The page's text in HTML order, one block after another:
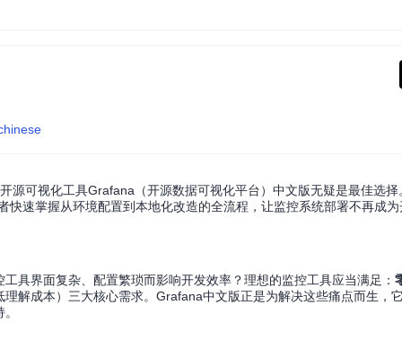
源可视化工具Grafana（开源数据可视化平台）中文版无疑是最佳选
掌握从环境配置到本地化改造的全流程，让监控系统部署不再成为
具界面复杂、配置繁琐而影响开发效率？理想的监控工具应当满足：
理解成本）三大核心需求。Grafana中文版正是为解决这些痛点而生，